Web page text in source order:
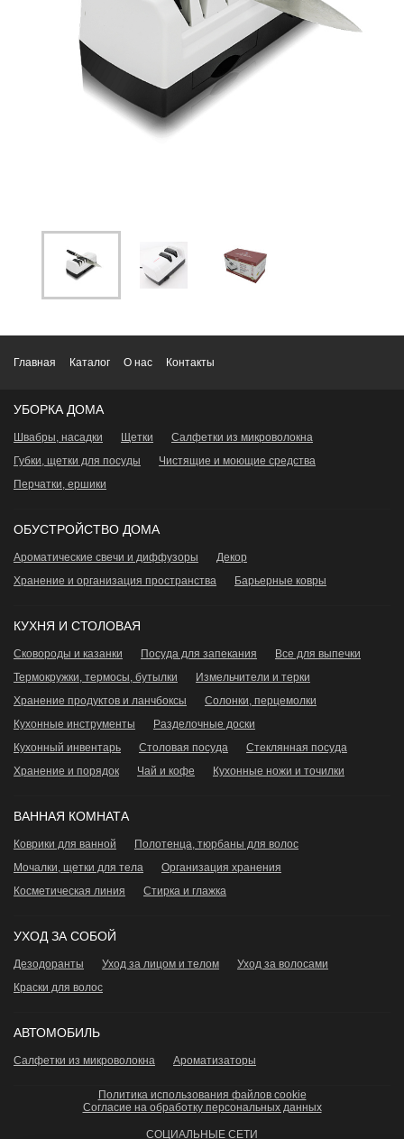
Главная Каталог О нас Контакты
УБОРКА ДОМА
Швабры, насадки Щетки
Салфетки из микроволокна
Губки, щетки для посуды
Чистящие и моющие средства
Перчатки, ершики
ОБУСТРОЙСТВО ДОМА
Ароматические свечи и диффузоры
Декор
Хранение и организация пространства
Барьерные ковры
КУХНЯ И СТОЛОВАЯ
Сковороды и казанки Посуда для запекания
Все для выпечки
Термокружки, термосы, бутылки
Измельчители и терки
Хранение продуктов и ланчбоксы
Сoлонки, перцемолки
Кухонные инструменты
Разделочные доски
Кухонный инвентарь
Столовая посуда
Стеклянная посуда
Хранение и порядок
Чай и кофе Кухонные ножи и точилки
ВАННАЯ КОМНАТА
Коврики для ванной
Полотенца, тюрбаны для волос
Мочалки, щетки для тела
Организация хранения
Косметическая линия
Стирка и глажка
УХОД ЗА СОБОЙ
Дезодоранты Уход за лицом и телом
Уход за волосами
Краски для волос
АВТОМОБИЛЬ
Салфетки из микроволокна Ароматизаторы
Политика использования файлов cookie
Согласие на обработку персональных данных
СОЦИАЛЬНЫЕ СЕТИ